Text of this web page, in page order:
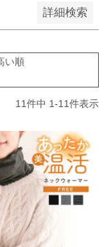
詳細検索
い順
11件中 1-11件表示